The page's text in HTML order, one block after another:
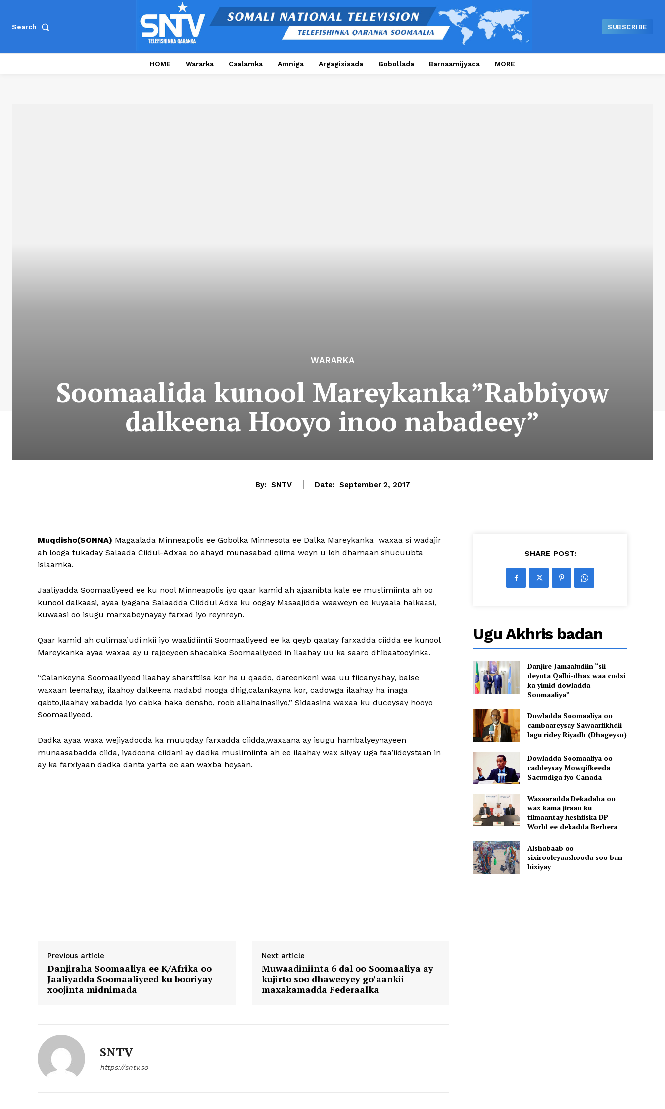
Search SUBSCRIBE
HOME Wararka Caalamka Amniga Argagixisada Gobollada Barnaamijyada MORE
WARARKA
Soomaalida kunool Mareykanka”Rabbiyow
dalkeena Hooyo inoo nabadeey”
By: SNTV Date: September 2, 2017
Muqdisho(SONNA) Magaalada Minneapolis ee Gobolka Minnesota ee Dalka Mareykanka waxaa si wadajir
ah looga tukaday Salaada Ciidul-Adxaa oo ahayd munasabad qiima weyn u leh dhamaan shucuubta
islaamka.
Jaaliyadda Soomaaliyeed ee ku nool Minneapolis iyo qaar kamid ah ajaanibta kale ee muslimiinta ah oo
kunool dalkaasi, ayaa iyagana Salaadda Ciiddul Adxa ku oogay Masaajidda waaweyn ee kuyaala halkaasi,
kuwaasi oo isugu marxabeynayay farxad iyo reynreyn.
Qaar kamid ah culimaa’udiinkii iyo waalidiintii Soomaaliyeed ee ka qeyb qaatay farxadda ciidda ee kunool
Mareykanka ayaa waxaa ay u rajeeyeen shacabka Soomaaliyeed in ilaahay uu ka saaro dhibaatooyinka.
“Calankeyna Soomaaliyeed ilaahay sharaftiisa kor ha u qaado, dareenkeni waa uu fiicanyahay, balse
waxaan leenahay, ilaahoy dalkeena nadabd nooga dhig,calankayna kor, cadowga ilaahay ha inaga
qabto,ilaahay xabadda iyo dabka haka densho, roob allahainasiiyo,” Sidaasina waxaa ku duceysay hooyo
Soomaaliyeed.
Dadka ayaa waxa wejiyadooda ka muuqday farxadda ciidda,waxaana ay isugu hambalyeynayeen
munaasabadda ciida, iyadoona ciidani ay dadka muslimiinta ah ee ilaahay wax siiyay uga faa’iideystaan in
ay ka farxiyaan dadka danta yarta ee aan waxba heysan.
Previous article
Danjiraha Soomaaliya ee K/Afrika oo
Jaaliyadda Soomaaliyeed ku booriyay
xoojinta midnimada
Next article
Muwaadiniinta 6 dal oo Soomaaliya ay
kujirto soo dhaweeyey go’aankii
maxakamadda Federaalka
SNTV
https://sntv.so
SHARE POST:
Ugu Akhris badan
Danjire Jamaaludiin “sii
deynta Qalbi-dhax waa codsi
ka yimid dowladda
Soomaaliya”
Dowladda Soomaaliya oo
cambaareysay Sawaariikhdii
lagu ridey Riyadh (Dhageyso)
Dowladda Soomaaliya oo
caddeysay Mowqifkeeda
Sacuudiga iyo Canada
Wasaaradda Dekadaha oo
wax kama jiraan ku
tilmaantay heshiiska DP
World ee dekadda Berbera
Alshabaab oo
sixirooleyaashooda soo ban
bixiyay